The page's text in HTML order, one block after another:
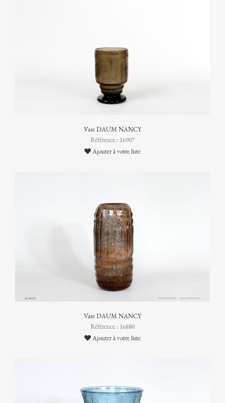
Vase DAUM NANCY
Référence : 16907
Ajouter à votre liste
Vase DAUM NANCY
Référence : 16880
Ajouter à votre liste